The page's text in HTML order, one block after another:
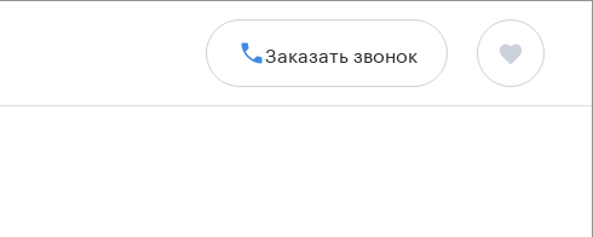
Заказать звонок